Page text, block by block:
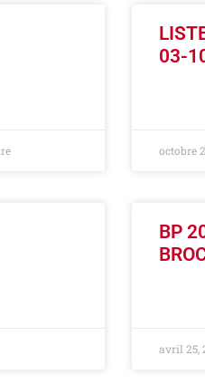
03-
octobre
BP
avril 25,